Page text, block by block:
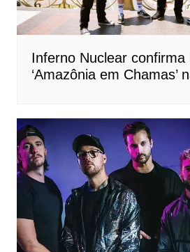
Inferno Nuclear confirma
‘Amazônia em Chamas’